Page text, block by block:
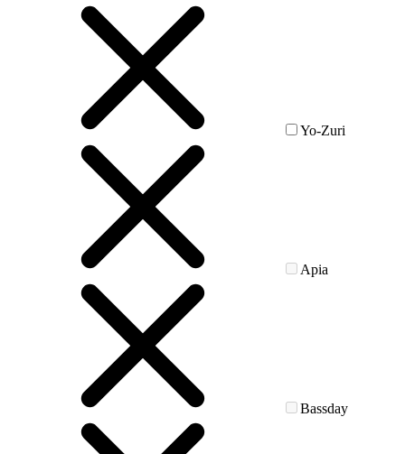
Yo-Zuri
Apia
Bassday